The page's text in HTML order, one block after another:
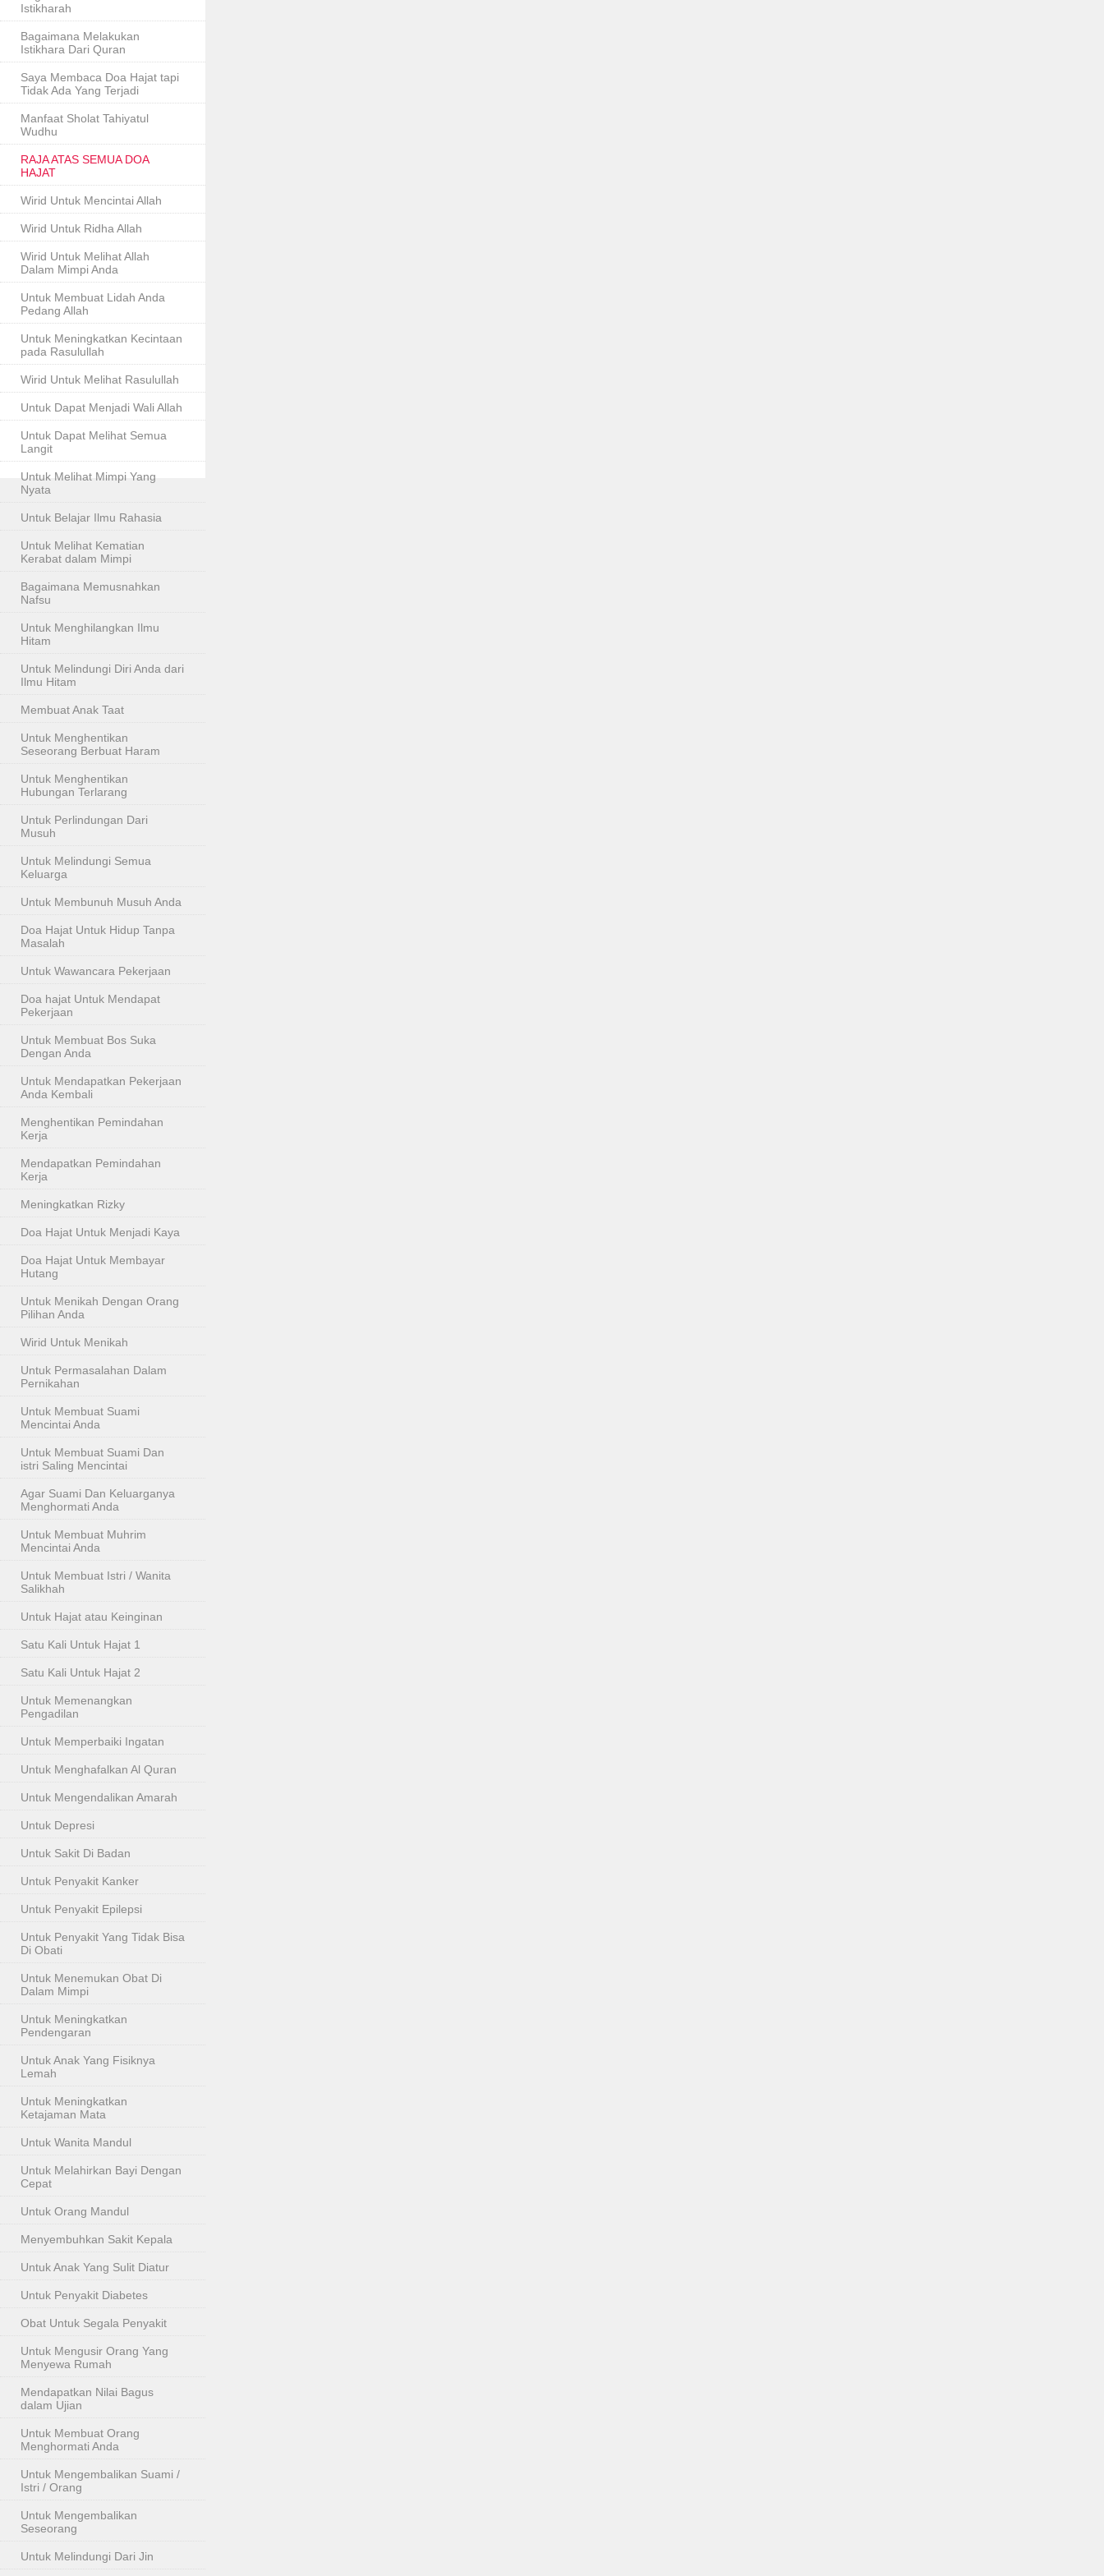
Istikharah
Bagaimana Melakukan
Istikhara Dari Quran
Saya Membaca Doa Hajat tapi
Tidak Ada Yang Terjadi
Manfaat Sholat Tahiyatul
Wudhu
RAJA ATAS SEMUA DOA
HAJAT
Wirid Untuk Mencintai Allah
Wirid Untuk Ridha Allah
Wirid Untuk Melihat Allah
Dalam Mimpi Anda
Untuk Membuat Lidah Anda
Pedang Allah
Untuk Meningkatkan Kecintaan
pada Rasulullah
Wirid Untuk Melihat Rasulullah
Untuk Dapat Menjadi Wali Allah
Untuk Dapat Melihat Semua
Langit
Untuk Melihat Mimpi Yang
Nyata
Untuk Belajar Ilmu Rahasia
Untuk Melihat Kematian
Kerabat dalam Mimpi
Bagaimana Memusnahkan
Nafsu
Untuk Menghilangkan Ilmu
Hitam
Untuk Melindungi Diri Anda dari
Ilmu Hitam
Membuat Anak Taat
Untuk Menghentikan
Seseorang Berbuat Haram
Untuk Menghentikan
Hubungan Terlarang
Untuk Perlindungan Dari
Musuh
Untuk Melindungi Semua
Keluarga
Untuk Membunuh Musuh Anda
Doa Hajat Untuk Hidup Tanpa
Masalah
Untuk Wawancara Pekerjaan
Doa hajat Untuk Mendapat
Pekerjaan
Untuk Membuat Bos Suka
Dengan Anda
Untuk Mendapatkan Pekerjaan
Anda Kembali
Menghentikan Pemindahan
Kerja
Mendapatkan Pemindahan
Kerja
Meningkatkan Rizky
Doa Hajat Untuk Menjadi Kaya
Doa Hajat Untuk Membayar
Hutang
Untuk Menikah Dengan Orang
Pilihan Anda
Wirid Untuk Menikah
Untuk Permasalahan Dalam
Pernikahan
Untuk Membuat Suami
Mencintai Anda
Untuk Membuat Suami Dan
istri Saling Mencintai
Agar Suami Dan Keluarganya
Menghormati Anda
Untuk Membuat Muhrim
Mencintai Anda
Untuk Membuat Istri / Wanita
Salikhah
Untuk Hajat atau Keinginan
Satu Kali Untuk Hajat 1
Satu Kali Untuk Hajat 2
Untuk Memenangkan
Pengadilan
Untuk Memperbaiki Ingatan
Untuk Menghafalkan Al Quran
Untuk Mengendalikan Amarah
Untuk Depresi
Untuk Sakit Di Badan
Untuk Penyakit Kanker
Untuk Penyakit Epilepsi
Untuk Penyakit Yang Tidak Bisa
Di Obati
Untuk Menemukan Obat Di
Dalam Mimpi
Untuk Meningkatkan
Pendengaran
Untuk Anak Yang Fisiknya
Lemah
Untuk Meningkatkan
Ketajaman Mata
Untuk Wanita Mandul
Untuk Melahirkan Bayi Dengan
Cepat
Untuk Orang Mandul
Menyembuhkan Sakit Kepala
Untuk Anak Yang Sulit Diatur
Untuk Penyakit Diabetes
Obat Untuk Segala Penyakit
Untuk Mengusir Orang Yang
Menyewa Rumah
Mendapatkan Nilai Bagus
dalam Ujian
Untuk Membuat Orang
Menghormati Anda
Untuk Mengembalikan Suami /
Istri / Orang
Untuk Mengembalikan
Seseorang
Untuk Melindungi Dari Jin